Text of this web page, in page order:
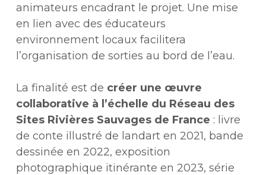
animateurs encadrant le projet. Une mise
en lien avec des éducateurs
environnement locaux facilitera
l’organisation de sorties au bord de l’eau.
La finalité est de créer une œuvre
collaborative à l’échelle du Réseau des
Sites Rivières Sauvages de France : livre
de conte illustré de landart en 2021, bande
dessinée en 2022, exposition
photographique itinérante en 2023, série